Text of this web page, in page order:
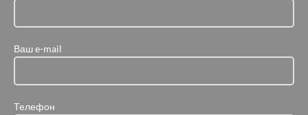
Ваш e-mail
Телефон